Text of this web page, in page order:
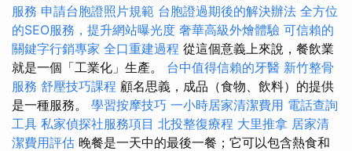
服務 申請台胞證照片規範 台胞證過期後的解決辦法 全方位
的SEO服務，提升網站曝光度 奢華高級外燴體驗 可信賴的
關鍵字行銷專家 全口重建過程 從這個意義上來說，餐飲業
就是一個「工業化」生產。 台中值得信賴的牙醫 新竹整骨
服務 舒壓技巧課程 顧名思義，成品（食物、飲料）的提供
是一種服務。 學習按摩技巧 一小時居家清潔費用 電話查詢
工具 私家偵探社服務項目 北投整復療程 大里推拿 居家清
潔費用評估 晚餐是一天中的最後一餐；它可以包含熱食和